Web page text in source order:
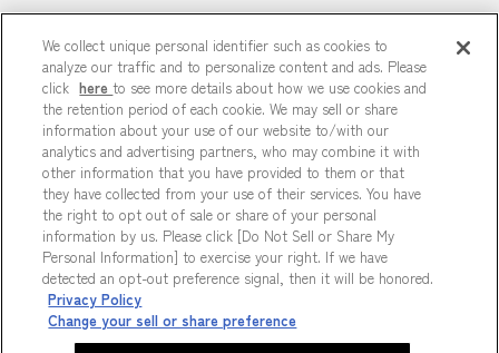
掲載している情報は予告なく仕様・デザイン・価格等が変更と
なる場合がございます。
掲載している情報は各記事が公開された時点のもので、現在と
異なる可能性がございます。
掲載商品は数に限りがございますので、品切れの際はご容赦く
ださい。
商品の詳細は各店までお問い合わせください。
特に記載がない場合、すべて参考商品です。
掲載の記事、写真、イラストなどの無断転載は固くお断りいた
します。
プライバシーポリシー
Do Not Sell or Share My Personal Information
Copyright © HEP FIVE. All Rights Reserved.
We collect unique personal identifier such as cookies to
analyze our traffic and to personalize content and ads. Please
click hereto see more details about how we use cookies and
the retention period of each cookie. We may sell or share
information about your use of our website to/with our
analytics and advertising partners, who may combine it with
other information that you have provided to them or that
they have collected from your use of their services. You have
the right to opt out of sale or share of your personal
information by us. Please click [Do Not Sell or Share My
Personal Information] to exercise your right. If we have
detected an opt-out preference signal, then it will be honored.
Privacy Policy
Change your sell or share preference